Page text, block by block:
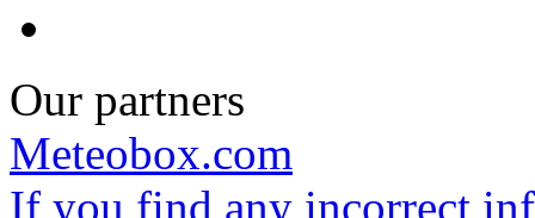
Our partners
Meteobox.com
If you find any incorrect